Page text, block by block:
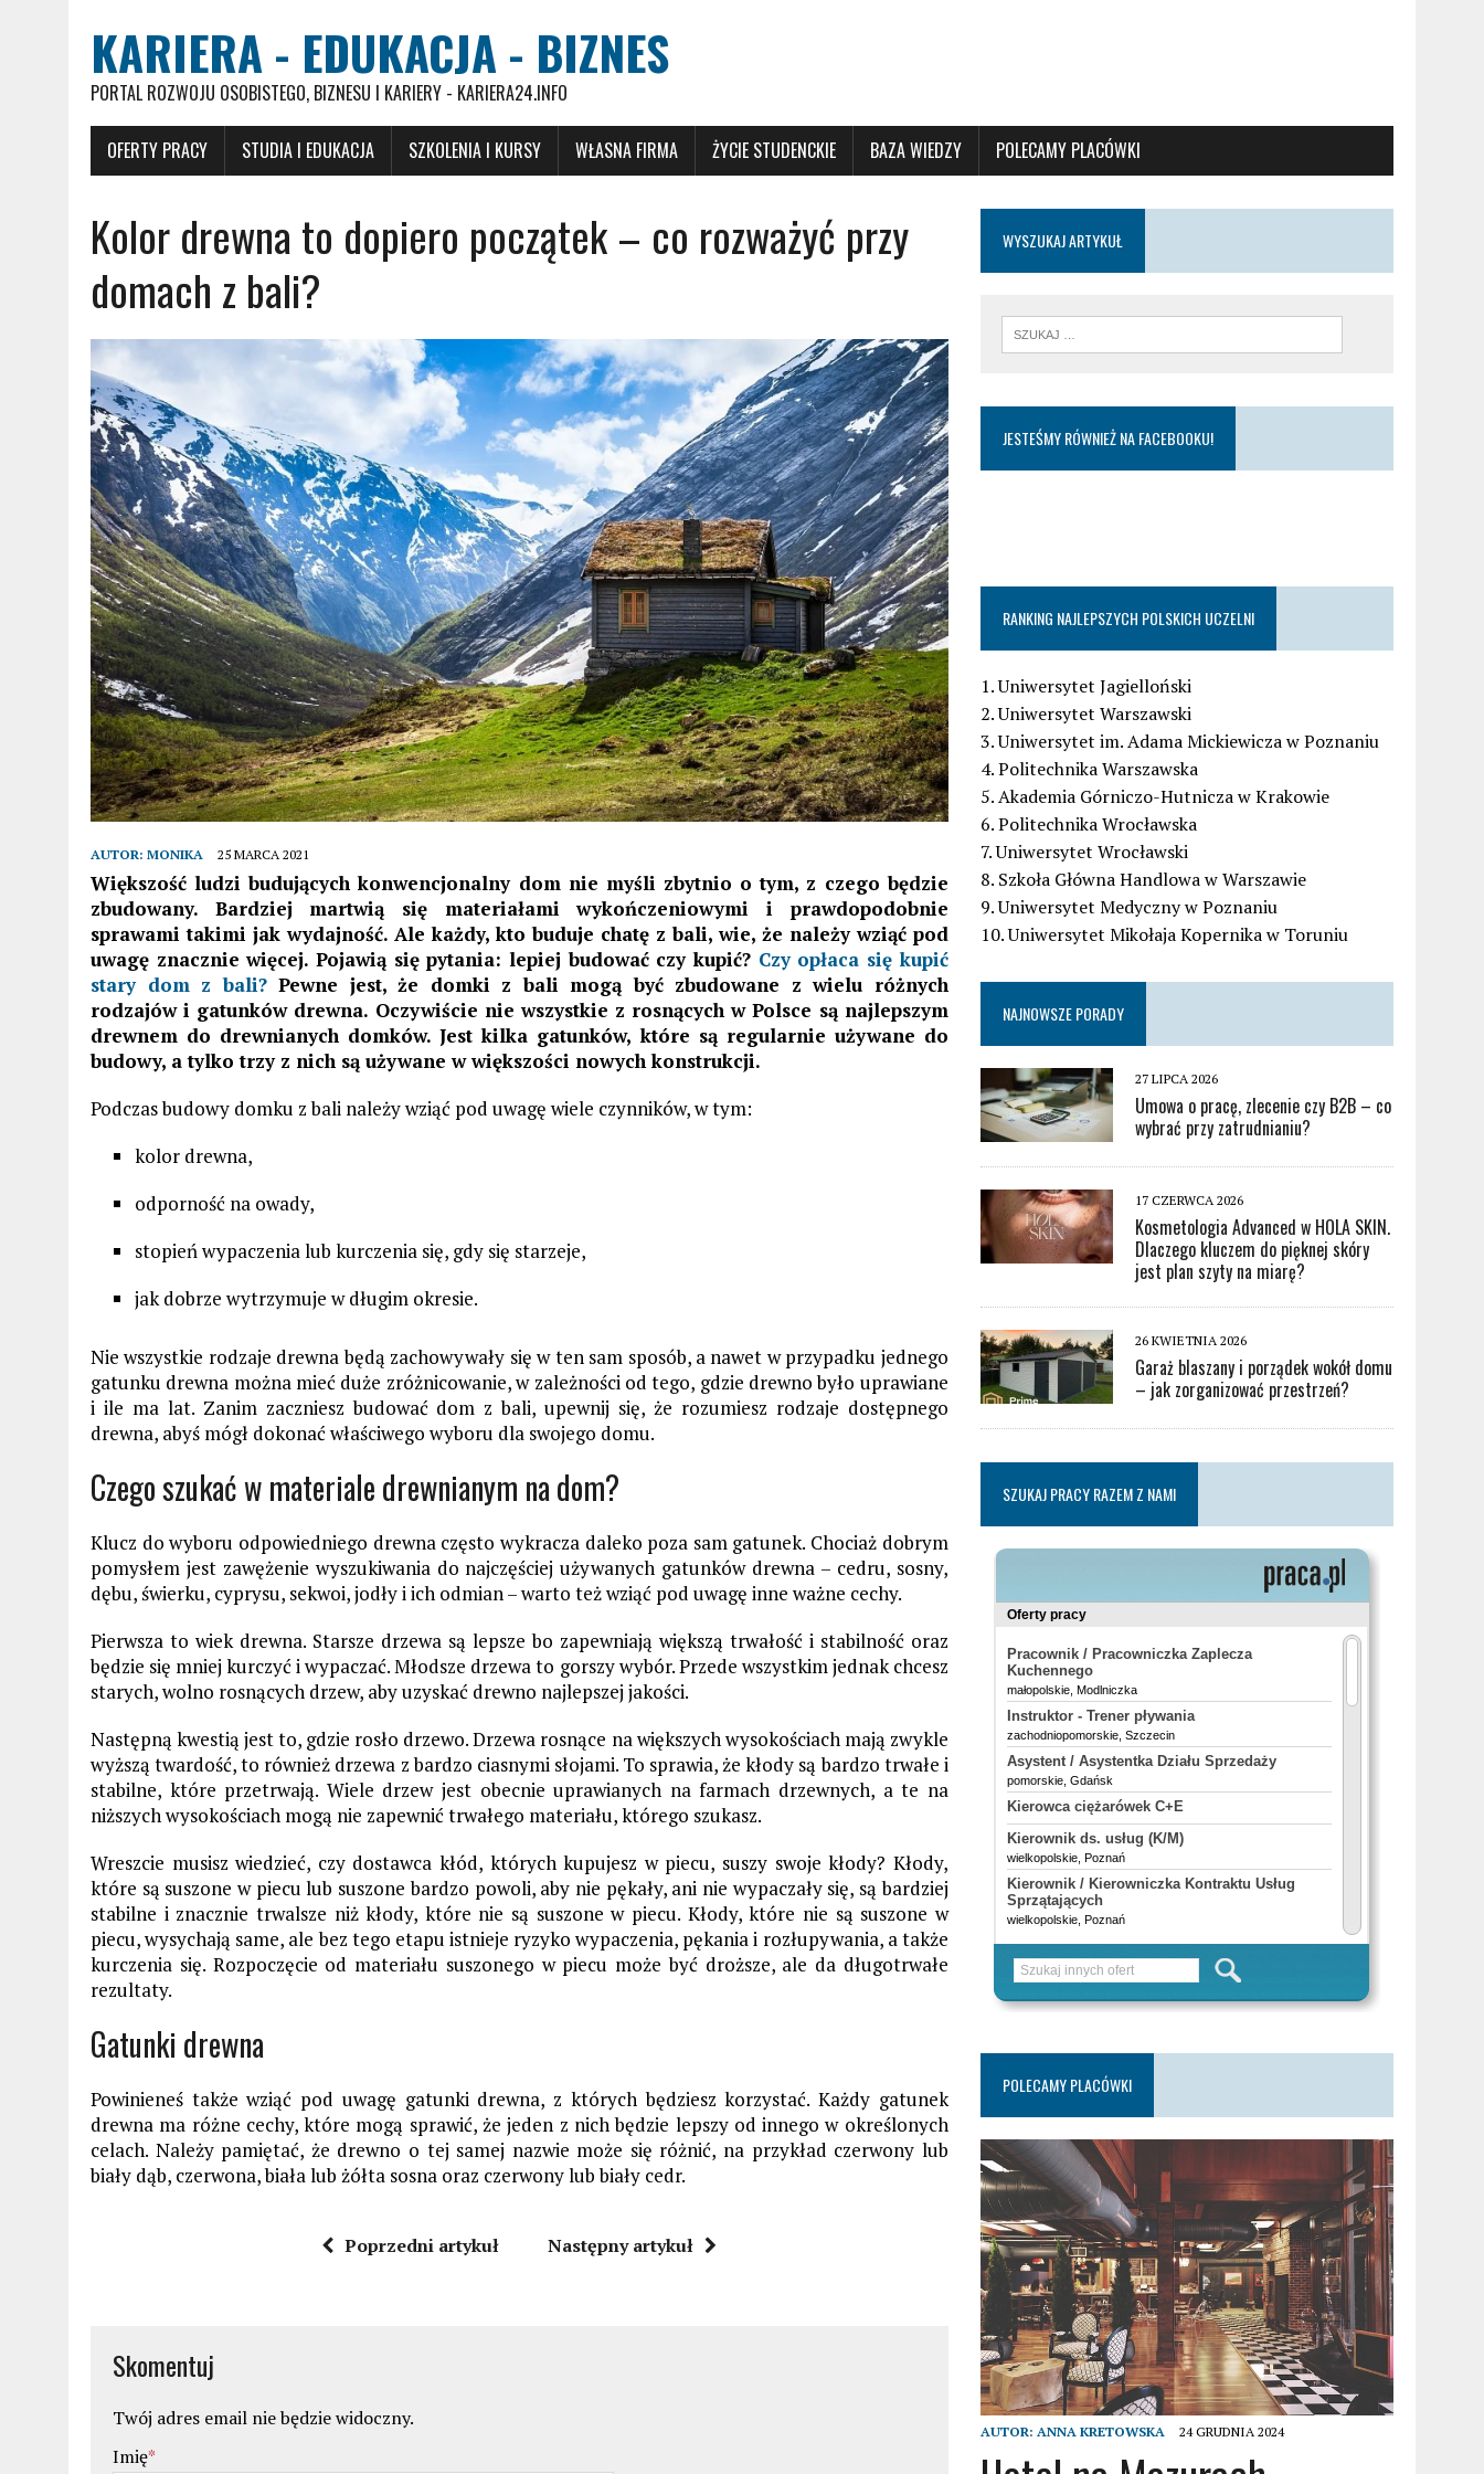
KARIERA - EDUKACJA - BIZNES
PORTAL ROZWOJU OSOBISTEGO, BIZNESU I KARIERY - KARIERA24.INFO
OFERTY PRACY STUDIA I EDUKACJA SZKOLENIA I KURSY WŁASNA FIRMA ŻYCIE STUDENCKIE BAZA WIEDZY POLECAMY PLACÓWKI
Kolor drewna to dopiero początek – co rozważyć przy
domach z bali?
AUTOR: MONIKA 25 MARCA 2021
Większość ludzi budujących konwencjonalny dom nie myśli zbytnio o tym, z czego będzie
zbudowany. Bardziej martwią się materiałami wykończeniowymi i prawdopodobnie
sprawami takimi jak wydajność. Ale każdy, kto buduje chatę z bali, wie, że należy wziąć pod
uwagę znacznie więcej.Pojawią się pytania: lepiej budować czy kupić? Czy opłaca się kupić
stary dom z bali? Pewne jest, że domki z bali mogą być zbudowane z wielu różnych
rodzajów i gatunków drewna. Oczywiście nie wszystkie z rosnących w Polsce są najlepszym
drewnem do drewnianych domków.Jest kilka gatunków, które są regularnie używane do
budowy, a tylko trzy z nich są używane w większości nowych konstrukcji.
Podczas budowy domku z bali należy wziąć pod uwagę wiele czynników, w tym:
kolor drewna,
odporność na owady,
stopień wypaczenia lub kurczenia się, gdy się starzeje,
jak dobrze wytrzymuje w długim okresie.
Nie wszystkie rodzaje drewna będą zachowywały się w ten sam sposób, a nawet w przypadku jednego
gatunku drewna można mieć duże zróżnicowanie, w zależności od tego, gdzie drewno było uprawiane
i ile ma lat. Zanim zaczniesz budować dom z bali, upewnij się, że rozumiesz rodzaje dostępnego
drewna, abyś mógł dokonać właściwego wyboru dla swojego domu.
Czego szukać w materiale drewnianym na dom?
Klucz do wyboru odpowiedniego drewna często wykracza daleko poza sam gatunek. Chociaż dobrym
pomysłem jest zawężenie wyszukiwania do najczęściej używanych gatunków drewna – cedru, sosny,
dębu, świerku, cyprysu, sekwoi, jodły i ich odmian – warto też wziąć pod uwagę inne ważne cechy.
Pierwsza to wiek drewna. Starsze drzewa są lepsze bo zapewniają większą trwałość i stabilność oraz
będzie się mniej kurczyć i wypaczać.Młodsze drzewa to gorszy wybór. Przede wszystkim jednak chcesz
starych, wolno rosnących drzew, aby uzyskać drewno najlepszej jakości.
Następną kwestią jest to, gdzie rosło drzewo. Drzewa rosnące na większych wysokościach mają zwykle
wyższą twardość, to również drzewa z bardzo ciasnymi słojami. To sprawia, że ​​kłody są bardzo trwałe i
stabilne, które przetrwają. Wiele drzew jest obecnie uprawianych na farmach drzewnych, a te na
niższych wysokościach mogą nie zapewnić trwałego materiału, którego szukasz.
Wreszcie musisz wiedzieć, czy dostawca kłód, których kupujesz w piecu, suszy swoje kłody? Kłody,
które są suszone w piecu lub suszone bardzo powoli, aby nie pękały, ani nie wypaczały się, są bardziej
stabilne i znacznie trwalsze niż kłody, które nie są suszone w piecu. Kłody, które nie są suszone w
piecu, wysychają same, ale bez tego etapu istnieje ryzyko wypaczenia, pękania i rozłupywania, a także
kurczenia się. Rozpoczęcie od materiału suszonego w piecu może być droższe, ale da długotrwałe
rezultaty.
Gatunki drewna
Powinieneś także wziąć pod uwagę gatunki drewna, z których będziesz korzystać. Każdy gatunek
drewna ma różne cechy, które mogą sprawić, że jeden z nich będzie lepszy od innego w określonych
celach. Należy pamiętać, że drewno o tej samej nazwie może się różnić, na przykład czerwony lub
biały dąb, czerwona, biała lub żółta sosna oraz czerwony lub biały cedr.
Poprzedni artykuł Następny artykuł
Skomentuj
Twój adres email nie będzie widoczny.
Imię*
WYSZUKAJ ARTYKUŁ
JESTEŚMY RÓWNIEŻ NA FACEBOOKU!
RANKING NAJLEPSZYCH POLSKICH UCZELNI
1. Uniwersytet Jagielloński
2. Uniwersytet Warszawski
3. Uniwersytet im. Adama Mickiewicza w Poznaniu
4. Politechnika Warszawska
5. Akademia Górniczo-Hutnicza w Krakowie
6. Politechnika Wrocławska
7. Uniwersytet Wrocławski
8. Szkoła Główna Handlowa w Warszawie
9. Uniwersytet Medyczny w Poznaniu
10. Uniwersytet Mikołaja Kopernika w Toruniu
NAJNOWSZE PORADY
27 LIPCA 2026
Umowa o pracę, zlecenie czy B2B – co
wybrać przy zatrudnianiu?
17 CZERWCA 2026
Kosmetologia Advanced w HOLA SKIN.
Dlaczego kluczem do pięknej skóry
jest plan szyty na miarę?
26 KWIETNIA 2026
Garaż blaszany i porządek wokół domu
– jak zorganizować przestrzeń?
SZUKAJ PRACY RAZEM Z NAMI
POLECAMY PLACÓWKI
AUTOR: ANNA KRETOWSKA 24 GRUDNIA 2024